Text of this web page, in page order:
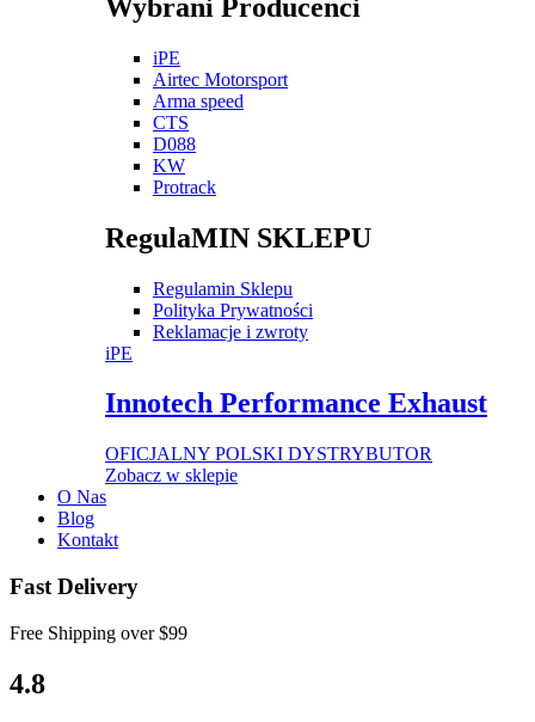
Wybrani Producenci
iPE
Airtec Motorsport
Arma speed
CTS
D088
KW
Protrack
RegulaMIN SKLEPU
Regulamin Sklepu
Polityka Prywatności
Reklamacje i zwroty
iPE
Innotech Performance Exhaust
OFICJALNY POLSKI DYSTRYBUTOR
Zobacz w sklepie
O Nas
Blog
Kontakt
Fast Delivery
Free Shipping over$99
4.8